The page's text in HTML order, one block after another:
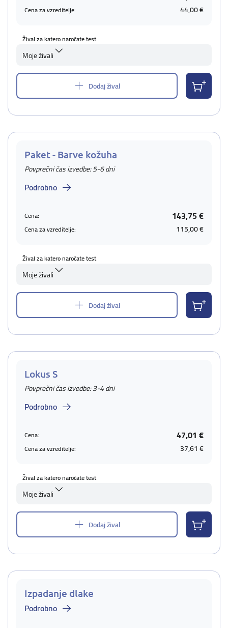
Cena za vzreditelje: 44,00 €
Žival za katero naročate test
Moje živali
Dodaj žival
Paket - Barve kožuha
Povprečni čas izvedbe: 5-6 dni
Podrobno
Cena: 143,75 €
Cena za vzreditelje: 115,00 €
Žival za katero naročate test
Moje živali
Dodaj žival
Lokus S
Povprečni čas izvedbe: 3-4 dni
Podrobno
Cena: 47,01 €
Cena za vzreditelje: 37,61 €
Žival za katero naročate test
Moje živali
Dodaj žival
Izpadanje dlake
Podrobno